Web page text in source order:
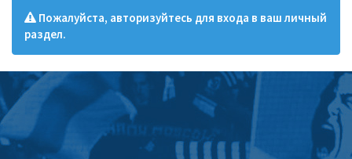
Пожалуйста, авторизуйтесь для входа в ваш личный
раздел.